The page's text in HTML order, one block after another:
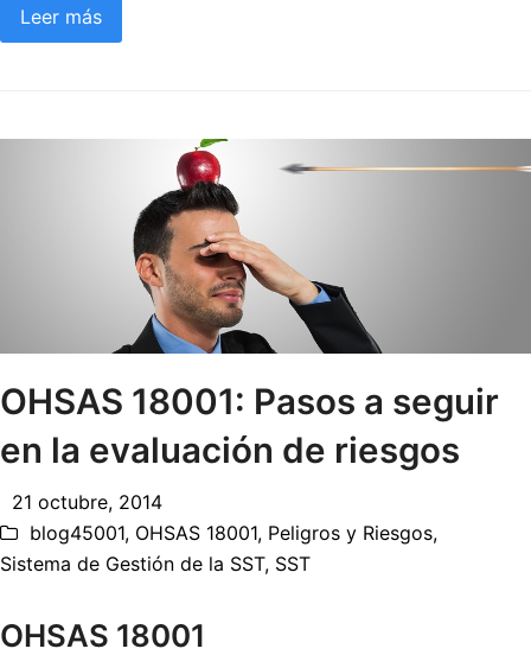
Leer más
OHSAS 18001: Pasos a seguir
en la evaluación de riesgos
21 octubre, 2014
blog45001, OHSAS 18001, Peligros y Riesgos,
Sistema de Gestión de la SST, SST
OHSAS 18001